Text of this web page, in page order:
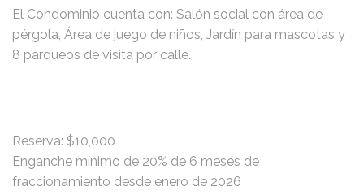
El Condominio cuenta con: Salón social con área de
pérgola, Área de juego de niños, Jardín para mascotas y
8 parqueos de visita por calle.
Reserva: $10,000
Enganche mínimo de 20% de 6 meses de
fraccionamiento desde enero de 2026